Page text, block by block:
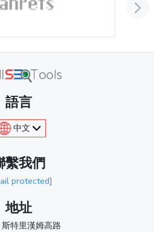
語言
中文
繫我們
protected]
地址
特里漢姆高路